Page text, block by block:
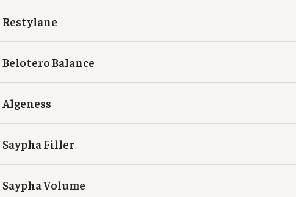
Restylane
Belotero Balance
Algeness
Saypha Filler
Saypha Volume